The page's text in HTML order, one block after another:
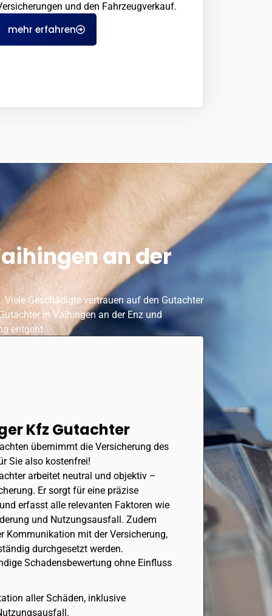
und den Fahrzeugverkauf.
mehr erfahren
an der
Geschädigte vertrauen auf den Gutachter
in Vaihingen an der Enz und
entgeht.
Kfz Gutachter
übernimmt die Versicherung des
Sie also kostenfrei!
arbeitet neutral und objektiv –
Er sorgt für eine präzise
erfasst alle relevanten Faktoren wie
und Nutzungsausfall. Zudem
Kommunikation mit der Versicherung,
durchgesetzt werden.
Schadensbewertung ohne Einfluss
aller Schäden, inklusive